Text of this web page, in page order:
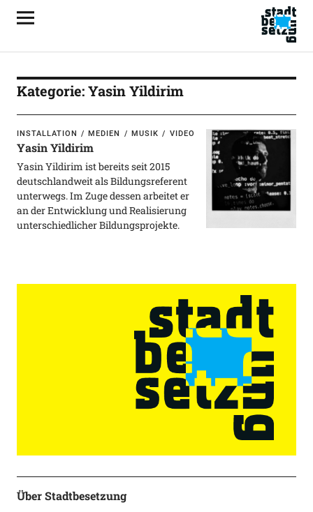
Kategorie:Yasin Yildirim
INSTALLATION MEDIEN MUSIK VIDEO
Yasin Yildirim
Yasin Yildirim ist bereits seit 2015
deutschlandweit als Bildungsreferent
unterwegs. Im Zuge dessen arbeitet er
an der Entwicklung und Realisierung
unterschiedlicher Bildungsprojekte.
Über Stadtbesetzung